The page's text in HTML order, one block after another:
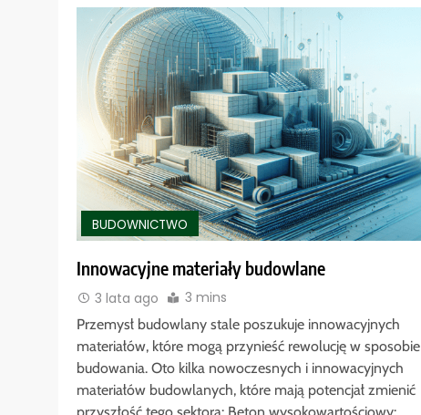
BUDOWNICTWO
Innowacyjne materiały budowlane
3 lata ago 3 mins
Przemysł budowlany stale poszukuje innowacyjnych
materiałów, które mogą przynieść rewolucję w sposobie
budowania. Oto kilka nowoczesnych i innowacyjnych
materiałów budowlanych, które mają potencjał zmienić